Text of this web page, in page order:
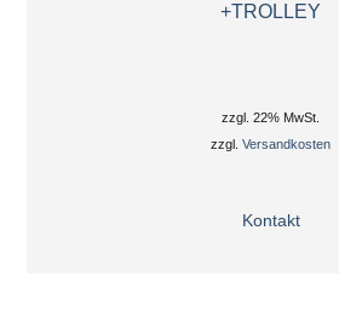
+TROLLEY
zzgl. 22% MwSt.
zzgl.Versandkosten
Kontakt